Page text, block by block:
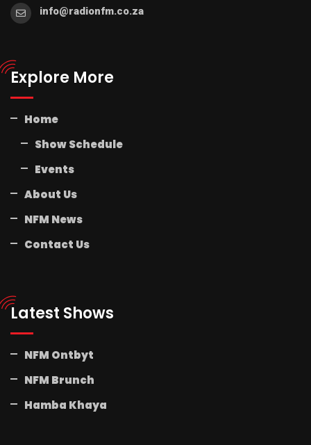
info@radionfm.co.za
Explore More
Home
Show Schedule
Events
About Us
NFM News
Contact Us
Latest Shows
NFM Ontbyt
NFM Brunch
Hamba Khaya